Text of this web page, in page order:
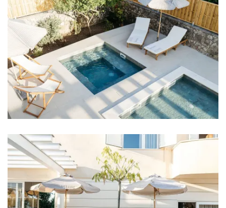
Ofen
Kühlschrank
Mikrowelle
Wasserkocher
Toaster
Geschirrspüler
Kaffeemaschine
Geschirr